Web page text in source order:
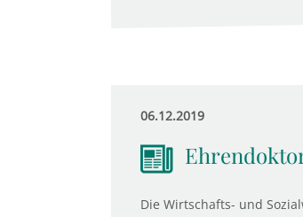
06.12.2019
Die Wirtschafts- und